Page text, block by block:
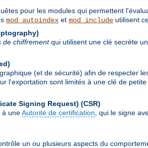
pour les modules qui permettent
mod_autoindex et mod_include utilisent
de chiffrementqui utilisent une clé secrète
(et de sécurité) afin de respecter
l'exportation sont limités à une clé de
Signing Request) (CSR)
à uneAutorité de certification , qui le signe
un ou plusieurs aspects du